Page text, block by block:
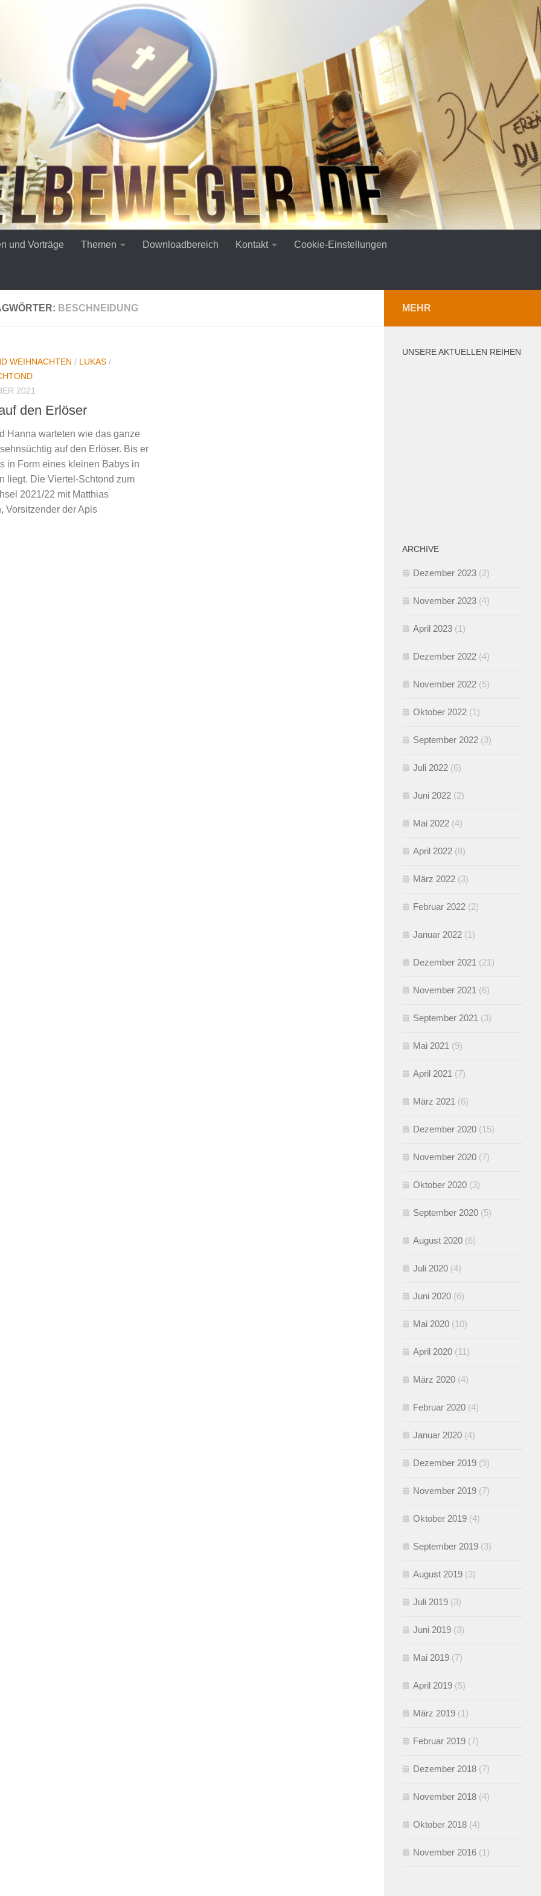
und Vorträge Themen Downloadbereich Kontakt Cookie-Einstellungen
BESCHNEIDUNG
WEIHNACHTEN / LUKAS /
2021
den Erlöser
Hanna warteten wie das ganze
auf den Erlöser. Bis er
in Form eines kleinen Babys in
liegt. Die Viertel-Schtond zum
2021/22 mit Matthias
Vorsitzender der Apis
MEHR
UNSERE AKTUELLEN REIHEN
ARCHIVE
Dezember 2023 (2)
November 2023 (4)
April 2023 (1)
Dezember 2022 (4)
November 2022 (5)
Oktober 2022 (1)
September 2022 (3)
Juli 2022 (6)
Juni 2022 (2)
Mai 2022 (4)
April 2022 (8)
März 2022 (3)
Februar 2022 (2)
Januar 2022 (1)
Dezember 2021 (21)
November 2021 (6)
September 2021 (3)
Mai 2021 (9)
April 2021 (7)
März 2021 (6)
Dezember 2020 (15)
November 2020 (7)
Oktober 2020 (3)
September 2020 (5)
August 2020 (6)
Juli 2020 (4)
Juni 2020 (6)
Mai 2020 (10)
April 2020 (11)
März 2020 (4)
Februar 2020 (4)
Januar 2020 (4)
Dezember 2019 (9)
November 2019 (7)
Oktober 2019 (4)
September 2019 (3)
August 2019 (3)
Juli 2019 (3)
Juni 2019 (3)
Mai 2019 (7)
April 2019 (5)
März 2019 (1)
Februar 2019 (7)
Dezember 2018 (7)
November 2018 (4)
Oktober 2018 (4)
November 2016 (1)